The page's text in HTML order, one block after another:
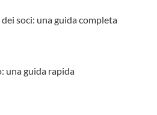
soci: una guida completa
una guida rapida